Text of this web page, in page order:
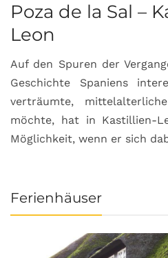
Poza de la Sal –
Leon
Auf den Spuren der
Geschichte Spaniens
verträumte,
möchte, hat in Kastillien-
Möglichkeit, wenn er sich
Ferienhäuser